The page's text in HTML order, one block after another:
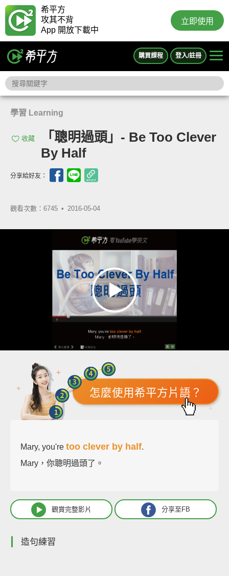
希平方
攻其不背
App 開放下載中
立即使用
購買課程 登入/註冊
學習 Learning
收藏
「聰明過頭」- Be Too Clever
By Half
分享給好友：
觀看次數：6745 • 2016-05-04
怎麼使用希平方片語？
Mary, you're too clever by half.
Mary，你聰明過頭了。
觀賞完整影片 分享至FB
造句練習